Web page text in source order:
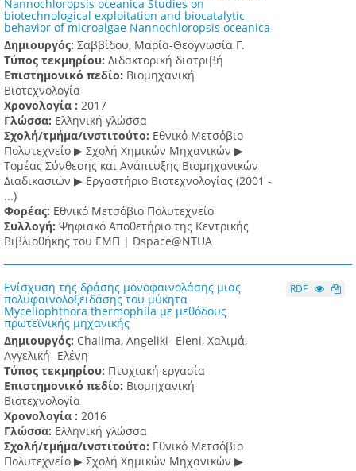
Nannochloropsis oceanica Studies on
biotechnological exploitation and biocatalytic
behavior of microalgae Nannochloropsis oceanica
Δημιουργός: Σαββίδου, Μαρία-Θεογνωσία Γ.
Τύπος τεκμηρίου: Διδακτορική διατριβή
Επιστημονικό πεδίο: Βιομηχανική
Βιοτεχνολογία
Χρονολογία : 2017
Γλώσσα: Ελληνική γλώσσα
Σχολή/τμήμα/ινστιτούτο: Εθνικό Μετσόβιο
Πολυτεχνείο ▶ Σχολή Χημικών Μηχανικών ▶
Τομέας Σύνθεσης και Ανάπτυξης Βιομηχανικών
Διαδικασιών ▶ Εργαστήριο Βιοτεχνολογίας (2001 -
...)
Φορέας: Εθνικό Μετσόβιο Πολυτεχνείο
Συλλογή: Ψηφιακό Αποθετήριο της Κεντρικής
Βιβλιοθήκης του ΕΜΠ | Dspace@NTUA
Ενίσχυση της δράσης μονοφαινολάσης μιας
πολυφαινολοξειδάσης του μύκητα
Myceliophthora thermophila με μεθόδους
πρωτεϊνικής μηχανικής
Δημιουργός: Chalima, Angeliki- Eleni, Χαλιμά,
Αγγελική- Ελένη
Τύπος τεκμηρίου: Πτυχιακή εργασία
Επιστημονικό πεδίο: Βιομηχανική
Βιοτεχνολογία
Χρονολογία : 2016
Γλώσσα: Ελληνική γλώσσα
Σχολή/τμήμα/ινστιτούτο: Εθνικό Μετσόβιο
Πολυτεχνείο ▶ Σχολή Χημικών Μηχανικών ▶
RDF